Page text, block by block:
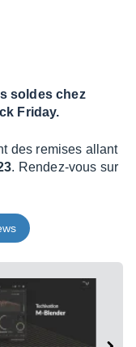
soldes chez
Friday.
des remises allant
. Rendez-vous sur